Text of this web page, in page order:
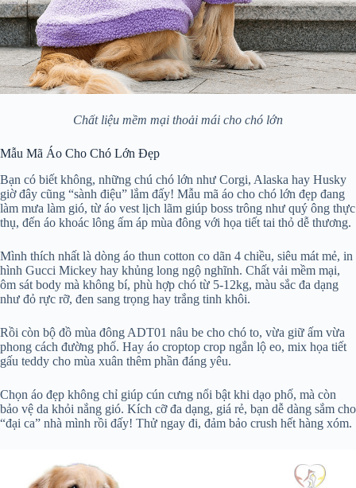
Chất liệu mềm mại thoải mái cho chó lớn
Mẫu Mã Áo Cho Chó Lớn Đẹp
Bạn có biết không, những chú chó lớn như Corgi, Alaska hay Husky
giờ đây cũng “sành điệu” lắm đấy! Mẫu mã áo cho chó lớn đẹp đang
làm mưa làm gió, từ áo vest lịch lãm giúp boss trông như quý ông thực
thụ, đến áo khoác lông ấm áp mùa đông với họa tiết tai thỏ dễ thương.
Mình thích nhất là dòng áo thun cotton co dãn 4 chiều, siêu mát mẻ, in
hình Gucci Mickey hay khủng long ngộ nghĩnh. Chất vải mềm mại,
ôm sát body mà không bí, phù hợp chó từ 5-12kg, màu sắc đa dạng
như đỏ rực rỡ, đen sang trọng hay trắng tinh khôi.
Rồi còn bộ đồ mùa đông ADT01 nâu be cho chó to, vừa giữ ấm vừa
phong cách đường phố. Hay áo croptop crop ngắn lộ eo, mix họa tiết
gấu teddy cho mùa xuân thêm phần đáng yêu.
Chọn áo đẹp không chỉ giúp cún cưng nổi bật khi dạo phố, mà còn
bảo vệ da khỏi nắng gió. Kích cỡ đa dạng, giá rẻ, bạn dễ dàng sắm cho
“đại ca” nhà mình rồi đấy! Thử ngay đi, đảm bảo crush hết hàng xóm.